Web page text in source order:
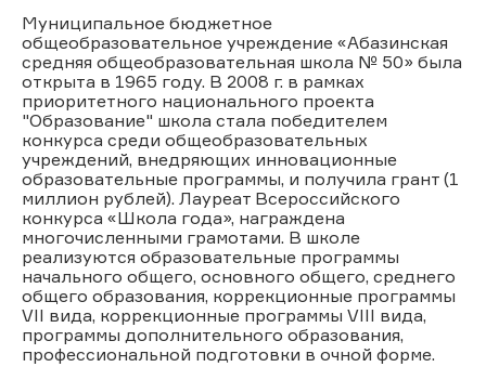
Муниципальное бюджетное
общеобразовательное учреждение «Абазинская
средняя общеобразовательная школа № 50» была
открыта в 1965 году. В 2008 г. в рамках
приоритетного национального проекта
"Образование" школа стала победителем
конкурса среди общеобразовательных
учреждений, внедряющих инновационные
образовательные программы, и получила грант (1
миллион рублей). Лауреат Всероссийского
конкурса «Школа года», награждена
многочисленными грамотами. В школе
реализуются образовательные программы
начального общего, основного общего, среднего
общего образования, коррекционные программы
VII вида, коррекционные программы VIII вида,
программы дополнительного образования,
профессиональной подготовки в очной форме.